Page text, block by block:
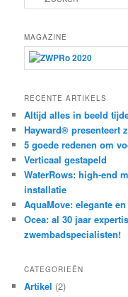
o
k
e
n
MAGAZINE
RECENTE ARTIKELS
Altijd alles in beeld
Hayward® presenteert
5 goede redenen om
Verticaal gestapeld
WaterRows: high-end
installatie
AquaMove: elegante
Ocea: al 30 jaar
zwembadspecialisten!
CATEGORIEËN
Artikel (2)